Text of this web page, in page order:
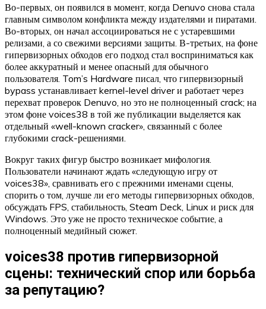
Во-первых, он появился в момент, когда Denuvo снова стала
главным символом конфликта между издателями и пиратами.
Во-вторых, он начал ассоциироваться не с устаревшими
релизами, а со свежими версиями защиты. В-третьих, на фоне
гипервизорных обходов его подход стал восприниматься как
более аккуратный и менее опасный для обычного
пользователя. Tom’s Hardware писал, что гипервизорный
bypass устанавливает kernel-level driver и работает через
перехват проверок Denuvo, но это не полноценный crack; на
этом фоне voices38 в той же публикации выделяется как
отдельный «well-known cracker», связанный с более
глубокими crack-решениями.
Вокруг таких фигур быстро возникает мифология.
Пользователи начинают ждать «следующую игру от
voices38», сравнивать его с прежними именами сцены,
спорить о том, лучше ли его методы гипервизорных обходов,
обсуждать FPS, стабильность, Steam Deck, Linux и риск для
Windows. Это уже не просто техническое событие, а
полноценный медийный сюжет.
voices38 против гипервизорной
сцены: технический спор или борьба
за репутацию?